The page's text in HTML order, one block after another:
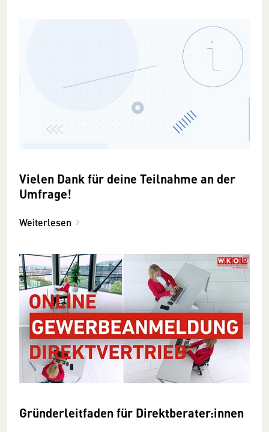
Vielen Dank für deine Teilnahme an der
Umfrage!
Weiterlesen
Gründerleitfaden für Direktberater:innen